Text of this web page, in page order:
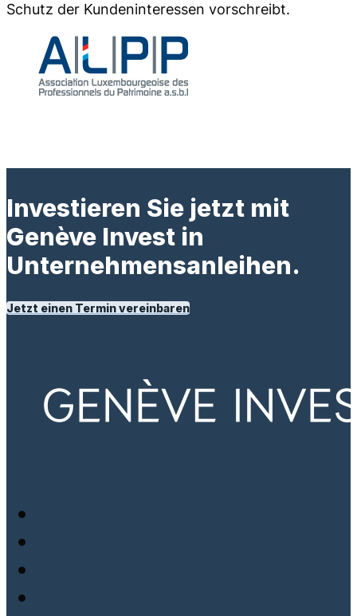
Schutz der Kundeninteressen vorschreibt.
Investieren Sie jetzt mit
Genève Invest in
Unternehmensanleihen.
Jetzt einen Termin vereinbaren